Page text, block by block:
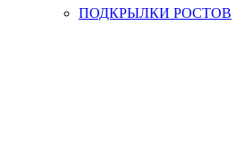
ПОДКРЫЛКИ РОСТОВ